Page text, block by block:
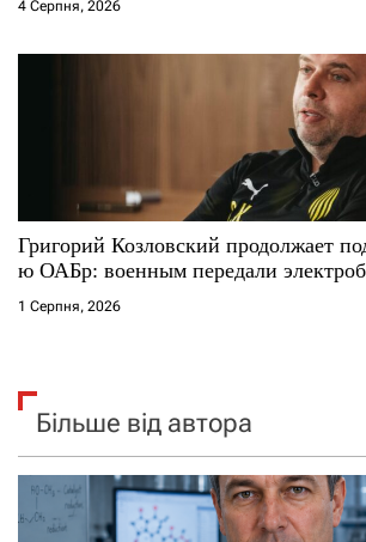
4 Серпня, 2026
Григорий Козловский продолжает
ю ОАБр: военным передали
1 Серпня, 2026
Більше від автора